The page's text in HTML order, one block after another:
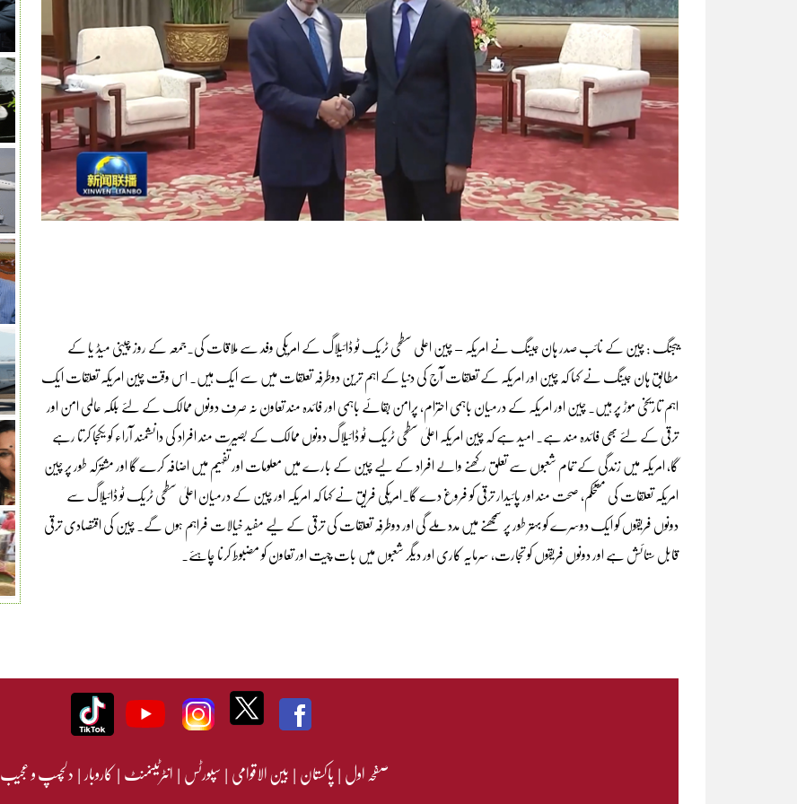
بیجنگ : چین کے نائب صدر ہان جینگ نے امریکہ – چین اعلی سطحی ٹریک ٹو ڈائیلاگ کے امریکی وفد سے ملاقات کی۔جمعہ کے روز چینی میڈ یا کے
مطابق ہان جینگ نے کہا کہ چین اور امریکہ کے تعلقات آج کی دنیا کے اہم ترین دوطرفہ تعلقات میں سے ایک ہیں۔ اس وقت چین امریکہ تعلقات ایک
اہم تاریخی موڑ پر ہیں۔ چین اور امریکہ کے درمیان باہمی احترام، پرامن بقائے باہمی اور فائدہ مند تعاون نہ صرف دونوں ممالک کے لئے بلکہ عالمی امن اور
ترقی کے لئے بھی فائدہ مند ہے۔ امید ہے کہ چین امریکہ اعلیٰ سطحی ٹریک ٹو ڈائیلاگ دونوں ممالک کے بصیرت مند افراد کی دانشمند آراء کو یکجا کرتا رہے
گا، امریکہ میں زندگی کے تمام شعبوں سے تعلق رکھنے والے افراد کے لیے چین کے بارے میں معلومات اور تفہیم میں اضافہ کرے گا اور مشترکہ طور پر چین
امریکہ تعلقات کی مستحکم، صحت مند اور پائیدار ترقی کو فروغ دے گا۔امریکی فریق نے کہا کہ امریکہ اور چین کے درمیان اعلیٰ سطحی ٹریک ٹو ڈائیلاگ سے
دونوں فریقوں کو ایک دوسرے کو بہتر طور پر سمجھنے میں مدد ملے گی اور دوطرفہ تعلقات کی ترقی کے لیے مفید خیالات فراہم ہوں گے۔ چین کی اقتصادی ترقی
قابل ستائش ہے اور دونوں فریقوں کو تجارت، سرمایہ کاری اور دیگر شعبوں میں بات چیت اور تعاون کو مضبوط کرنا چاہئے۔
صفحہ اول|پاکستان|بین الاقوامی|سپورٹس|انٹرٹینمنٹ|کاروبار|دلچسپ و عجیب